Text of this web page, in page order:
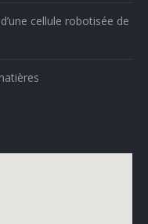
cellule robotisée de